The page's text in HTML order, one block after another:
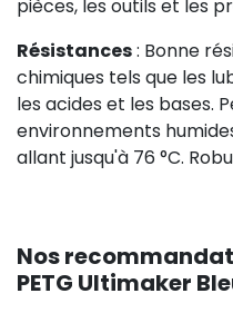
pièces, les outils et les
Résistances: Bonne
chimiques tels que les
les acides et les bases.
environnements
allant jusqu'à 76 °C.
Nos
PETG Ultimaker